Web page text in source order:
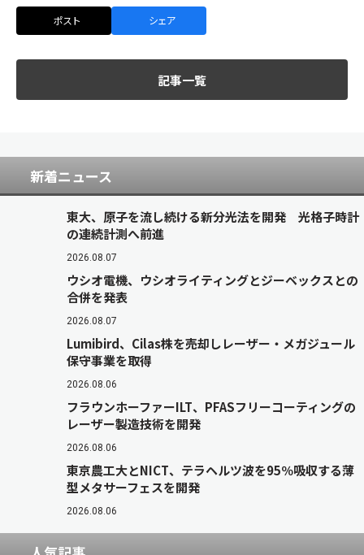
ポスト シェア
記事一覧
新着ニュース
東大、原子を流し続ける新分光法を開発 光格子時計
の連続計測へ前進
2026.08.07
ウシオ電機、ウシオライティングとジーベックスとの
合併を発表
2026.08.07
Lumibird、Cilas株を売却しレーザー・メガジュール
保守事業を取得
2026.08.06
フラウンホーファーILT、PFASフリーコーティングの
レーザー製造技術を開発
2026.08.06
東京農工大とNICT、テラヘルツ波を95％吸収する薄
型メタサーフェスを開発
2026.08.06